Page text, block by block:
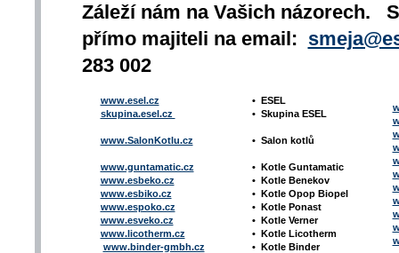
Záleží nám na Vašich názorech.
přímo majiteli na email:
283 002
www.esel.cz
skupina.esel.cz
www.SalonKotlu.cz
www.guntamatic.cz
www.esbeko.cz
www.esbiko.cz
www.espoko.cz
www.esveko.cz
www.licotherm.cz
www.binder-gmbh.cz
• ESEL
• Skupina ESEL
• Salon kotlů
• Kotle Guntamatic
• Kotle Benekov
• Kotle Opop Biopel
• Kotle Ponast
• Kotle Verner
• Kotle Licotherm
• Kotle Binder